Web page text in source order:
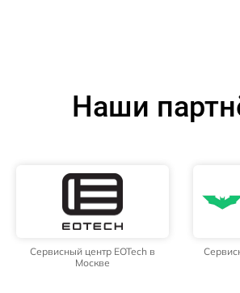
Наши
Сервисный центр EOTech в
Москве